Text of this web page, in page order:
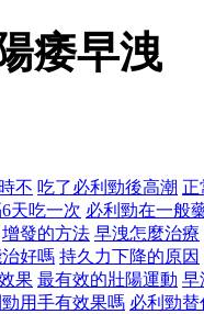
痿早洩
不 吃了必利勁後高潮 正
天吃一次 必利勁在一般
增發的方法 早洩怎麼治療
好嗎 持久力下降的原因
果 最有效的壯陽運動 早
用手有效果嗎 必利勁替